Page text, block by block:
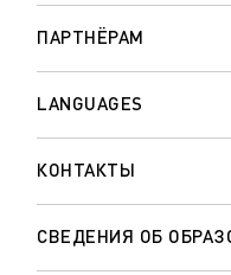
ПАРТНЁРАМ
LANGUAGES
КОНТАКТЫ
СВЕДЕНИЯ ОБ